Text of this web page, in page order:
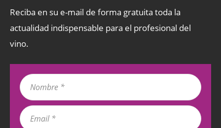
Reciba en su e-mail de forma gratuita toda la
actualidad indispensable para el profesional del
vino.